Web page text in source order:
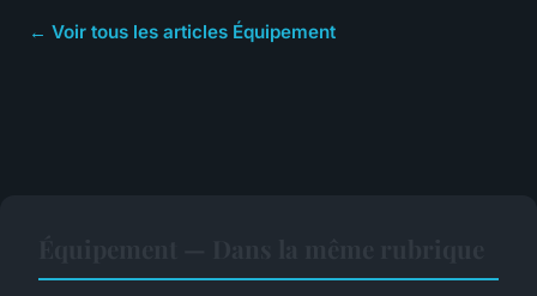
← Voir tous les articles Équipement